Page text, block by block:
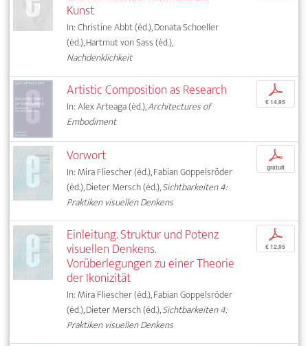
Kunst
In: Christine Abbt (éd.), Donata Schoeller
(éd.), Hartmut von Sass (éd.),
Nachdenklichkeit
Artistic Composition as Research
In: Alex Arteaga (éd.),Architectures of
Embodiment
p
€ 14,95
Vorwort
In: Mira Fliescher (éd.), Fabian Goppelsröder
(éd.), Dieter Mersch (éd.),Sichtbarkeiten 4:
Praktiken visuellen Denkens
p
gratuit
Einleitung. Struktur und Potenz
visuellen Denkens.
Vorüberlegungen zu einer Theorie
der Ikonizität
In: Mira Fliescher (éd.), Fabian Goppelsröder
(éd.), Dieter Mersch (éd.),Sichtbarkeiten 4:
Praktiken visuellen Denkens
p
€ 12,95